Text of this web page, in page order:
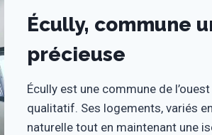
Écully, commune
précieuse
Écully est une commune de
qualitatif. Ses logements, variés
naturelle tout en maintenant une